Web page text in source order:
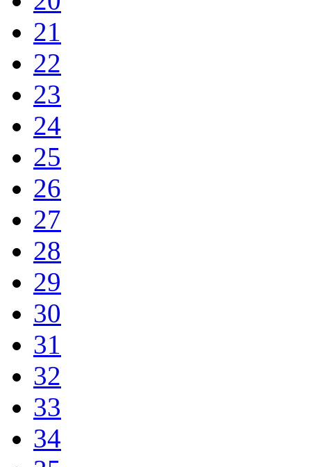
21
22
23
24
25
26
27
28
29
30
31
32
33
34